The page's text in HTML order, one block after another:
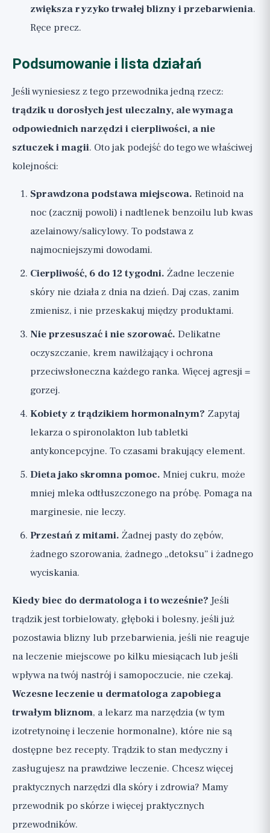
zwiększa ryzyko trwałej blizny i przebarwienia.
Ręce precz.
Podsumowanie i lista działań
Jeśli wyniesiesz z tego przewodnika jedną rzecz:
trądzik u dorosłych jest uleczalny, ale wymaga
odpowiednich narzędzi i cierpliwości, a nie
sztuczek i magii. Oto jak podejść do tego we właściwej
kolejności:
Sprawdzona podstawa miejscowa. Retinoid na
noc (zacznij powoli) i nadtlenek benzoilu lub kwas
azelainowy/salicylowy. To podstawa z
najmocniejszymi dowodami.
Cierpliwość, 6 do 12 tygodni. Żadne leczenie
skóry nie działa z dnia na dzień. Daj czas, zanim
zmienisz, i nie przeskakuj między produktami.
Nie przesuszać i nie szorować. Delikatne
oczyszczanie, krem nawilżający i ochrona
przeciwsłoneczna każdego ranka. Więcej agresji =
gorzej.
Kobiety z trądzikiem hormonalnym? Zapytaj
lekarza o spironolakton lub tabletki
antykoncepcyjne. To czasami brakujący element.
Dieta jako skromna pomoc. Mniej cukru, może
mniej mleka odtłuszczonego na próbę. Pomaga na
marginesie, nie leczy.
Przestań z mitami. Żadnej pasty do zębów,
żadnego szorowania, żadnego „detoksu” i żadnego
wyciskania.
Kiedy biec do dermatologa i to wcześnie?Jeśli
trądzik jest torbielowaty, głęboki i bolesny, jeśli już
pozostawia blizny lub przebarwienia, jeśli nie reaguje
na leczenie miejscowe po kilku miesiącach lub jeśli
wpływa na twój nastrój i samopoczucie, nie czekaj.
Wczesne leczenie u dermatologa zapobiega
trwałym bliznom, a lekarz ma narzędzia (w tym
izotretynoinę i leczenie hormonalne), które nie są
dostępne bez recepty. Trądzik to stan medyczny i
zasługujesz na prawdziwe leczenie. Chcesz więcej
praktycznych narzędzi dla skóry i zdrowia? Mamy
przewodnik po skórze iwięcej praktycznych
przewodników.